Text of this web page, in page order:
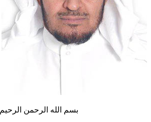
بسم الله الرحمن الرحيم